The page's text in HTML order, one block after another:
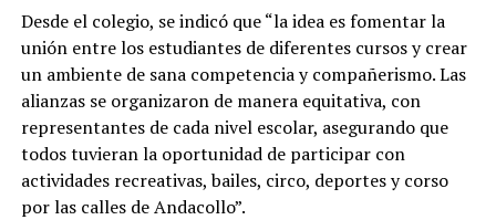
Desde el colegio, se indicó que “la idea es fomentar la
unión entre los estudiantes de diferentes cursos y crear
un ambiente de sana competencia y compañerismo. Las
alianzas se organizaron de manera equitativa, con
representantes de cada nivel escolar, asegurando que
todos tuvieran la oportunidad de participar con
actividades recreativas, bailes, circo, deportes y corso
por las calles de Andacollo”.